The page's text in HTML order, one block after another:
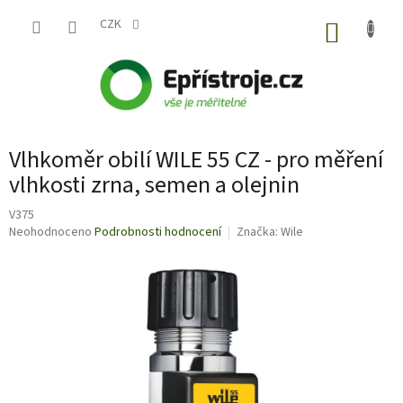
CZK
Vlhkoměr obilí WILE 55 CZ - pro měření
vlhkosti zrna, semen a olejnin
V375
Průměrné
Neohodnoceno Podrobnosti hodnocení Značka: Wile